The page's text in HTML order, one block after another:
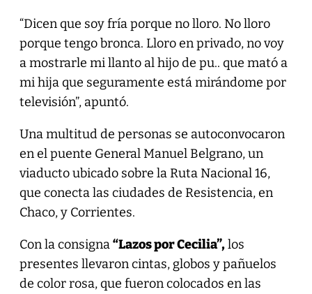
“Dicen que soy fría porque no lloro. No lloro
porque tengo bronca. Lloro en privado, no voy
a mostrarle mi llanto al hijo de pu.. que mató a
mi hija que seguramente está mirándome por
televisión”, apuntó.
Una multitud de personas se autoconvocaron
en el puente General Manuel Belgrano, un
viaducto ubicado sobre la Ruta Nacional 16,
que conecta las ciudades de Resistencia, en
Chaco, y Corrientes.
Con la consigna“Lazos por Cecilia”,los
presentes llevaron cintas, globos y pañuelos
de color rosa, que fueron colocados en las